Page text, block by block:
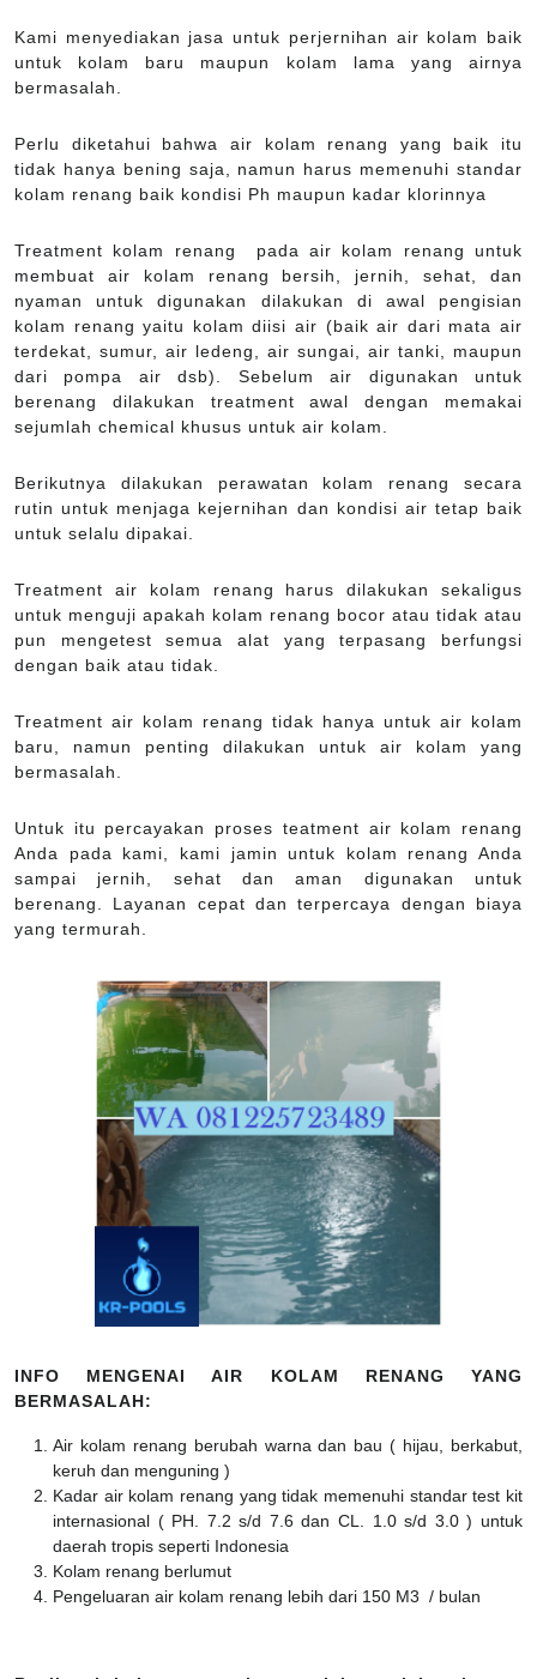
Kami menyediakan jasa untuk perjernihan air kolam baik
untuk kolam baru maupun kolam lama yang airnya
bermasalah.
Perlu diketahui bahwa air kolam renang yang baik itu
tidak hanya bening saja, namun harus memenuhi standar
kolam renang baik kondisi Ph maupun kadar klorinnya
Treatment kolam renang pada air kolam renang untuk
membuat air kolam renang bersih, jernih, sehat, dan
nyaman untuk digunakan dilakukan di awal pengisian
kolam renang yaitu kolam diisi air (baik air dari mata air
terdekat, sumur, air ledeng, air sungai, air tanki, maupun
dari pompa air dsb). Sebelum air digunakan untuk
berenang dilakukan treatment awal dengan memakai
sejumlah chemical khusus untuk air kolam.
Berikutnya dilakukan perawatan kolam renang secara
rutin untuk menjaga kejernihan dan kondisi air tetap baik
untuk selalu dipakai.
Treatment air kolam renang harus dilakukan sekaligus
untuk menguji apakah kolam renang bocor atau tidak atau
pun mengetest semua alat yang terpasang berfungsi
dengan baik atau tidak.
Treatment air kolam renang tidak hanya untuk air kolam
baru, namun penting dilakukan untuk air kolam yang
bermasalah.
Untuk itu percayakan proses teatment air kolam renang
Anda pada kami, kami jamin untuk kolam renang Anda
sampai jernih, sehat dan aman digunakan untuk
berenang. Layanan cepat dan terpercaya dengan biaya
yang termurah.
INFO MENGENAI AIR KOLAM RENANG YANG
BERMASALAH:
Air kolam renang berubah warna dan bau ( hijau, berkabut,
keruh dan menguning )
Kadar air kolam renang yang tidak memenuhi standar test kit
internasional ( PH. 7.2 s/d 7.6 dan CL. 1.0 s/d 3.0 ) untuk
daerah tropis seperti Indonesia
Kolam renang berlumut
Pengeluaran air kolam renang lebih dari 150 M3 / bulan